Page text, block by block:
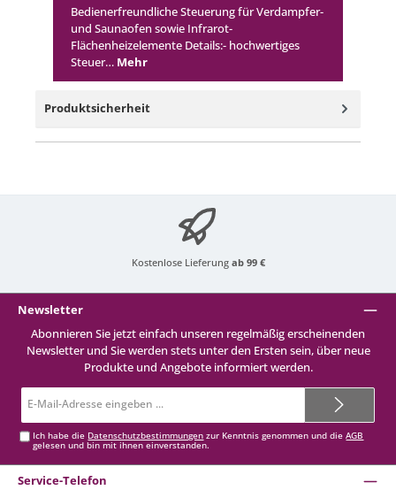
Bedienerfreundliche Steuerung für Verdampfer-
und Saunaofen sowie Infrarot-
Flächenheizelemente Details:- hochwertiges
Steuer… Mehr
Produktsicherheit
Kostenlose Lieferung ab 99 €
Newsletter
Abonnieren Sie jetzt einfach unseren regelmäßig erscheinenden
Newsletter und Sie werden stets unter den Ersten sein, über neue
Produkte und Angebote informiert werden.
Mail-
Ich habe die Datenschutzbestimmungen zur Kenntnis genommen und dieAGB
gelesen und bin mit ihnen einverstanden.
Service-Telefon